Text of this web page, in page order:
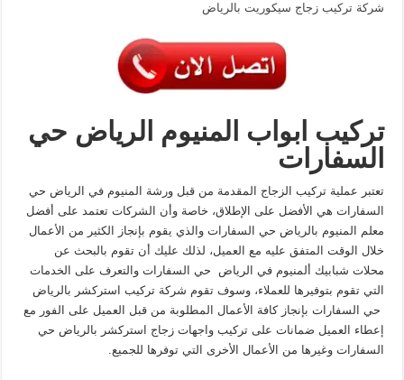
شركة تركيب زجاج سيكوريت بالرياض
تركيب ابواب المنيوم الرياض حي
السفارات
تعتبر عملية تركيب الزجاج المقدمة من قبل ورشة المنيوم في الرياض حي
السفارات هي الأفضل على الإطلاق، خاصة وأن الشركات تعتمد على أفضل
معلم المنيوم بالرياض حي السفارات والذي يقوم بإنجاز الكثير من الأعمال
خلال الوقت المتفق عليه مع العميل، لذلك عليك أن تقوم بالبحث عن
محلات شبابيك ألمنيوم في الرياض حي السفارات والتعرف على الخدمات
التي تقوم بتوفيرها للعملاء، وسوف تقوم شركة تركيب استركشر بالرياض
حي السفارات بإنجاز كافة الأعمال المطلوبة من قبل العميل على الفور مع
إعطاء العميل ضمانات على تركيب واجهات زجاج استركشر بالرياض حي
السفارات وغيرها من الأعمال الأخرى التي توفرها للجميع.